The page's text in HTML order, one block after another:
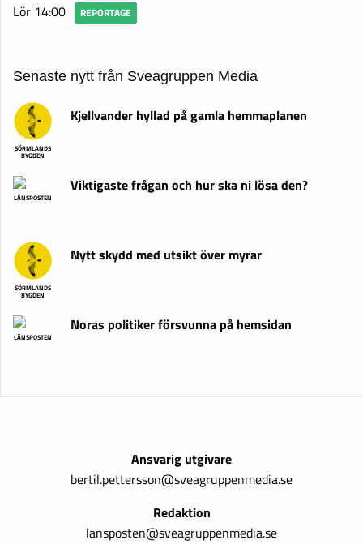
Lör 14:00
REPORTAGE
Senaste nytt från Sveagruppen Media
SÖRMLANDS
BYGDEN
Kjellvander hyllad på gamla hemmaplanen
LÄNSPOSTEN
Viktigaste frågan och hur ska ni lösa den?
SÖRMLANDS
BYGDEN
Nytt skydd med utsikt över myrar
LÄNSPOSTEN
Noras politiker försvunna på hemsidan
Ansvarig utgivare
bertil.pettersson@sveagruppenmedia.se
Redaktion
lansposten@sveagruppenmedia.se